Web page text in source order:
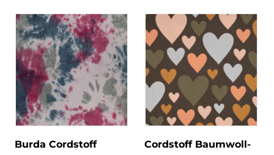
Burda Cordstoff
Cordstoff Baumwoll-